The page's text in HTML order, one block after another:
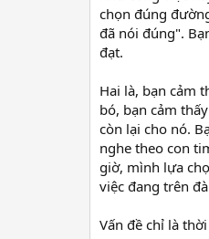
chọn đúng
đã nói đúng".
đạt.
Hai là, bạn cảm
bó, bạn cảm
còn lại cho nó.
nghe theo con
giờ, mình lựa
việc đang trên
Vấn đề chỉ là